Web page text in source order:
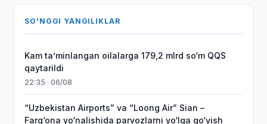
SO'NGGI YANGILIKLAR
Kam taʼminlangan oilalarga 179,2 mlrd so‘m QQS
qaytarildi
22:35 · 06/08
“Uzbekistan Airports” va “Loong Air” Sian –
Farg‘ona yo‘nalishida parvozlarni yo‘lga qo‘yish